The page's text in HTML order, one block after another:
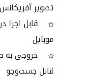
تصویر آفریکانس
قابل
موبایل
قابل جست‌وجو